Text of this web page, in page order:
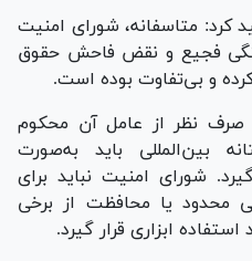
کرد: متاسفانه، شورای امنیت
فجیع و نقض فاحش حقوق
و بی‌تفاوت بوده است.
صرف نظر از عامل آن محکوم
بین‌المللی باید به‌صورت
شورای امنیت نباید برای
محدود یا محافظت از برخی
ابزاری قرار گیرد.